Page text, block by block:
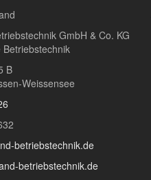
GmbH & Co. KG
Betriebstechnik
B
Weissensee
betriebstechnik.de
betriebstechnik.de